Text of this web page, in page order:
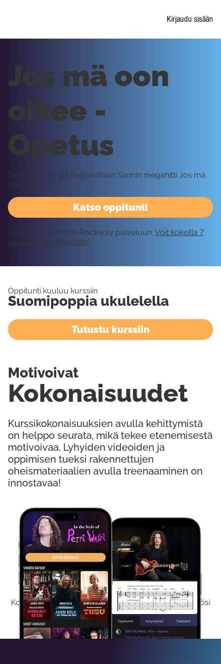
Kirjaudu sisään
Kokeile Ilmaiseksi
Kokeilemalla ilmaiseksi saat koko sisältömme käyttöösi
viikon ajaksi.
Katso oppitunti
Jos mä oon
oikee -
Opetus
Tällä oppitunnilla harjoitellaan Sannin megahitti Jos mä
oon oikee.
Vaatii kirjautumisen Rockway palveluun. Voit kokeilla 7
päivää ilmaiseksi tästä!
Oppitunti kuuluu kurssiin
Suomipoppia ukulelella
Tutustu kurssiin
Kurssikokonaisuuksien avulla kehittymistä
on helppo seurata, mikä tekee etenemisestä
motivoivaa. Lyhyiden videoiden ja
oppimisen tueksi rakennettujen
oheismateriaalien avulla treenaaminen on
innostavaa!
Kokonaisuudet
Motivoivat